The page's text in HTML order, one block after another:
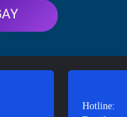
Hotline: